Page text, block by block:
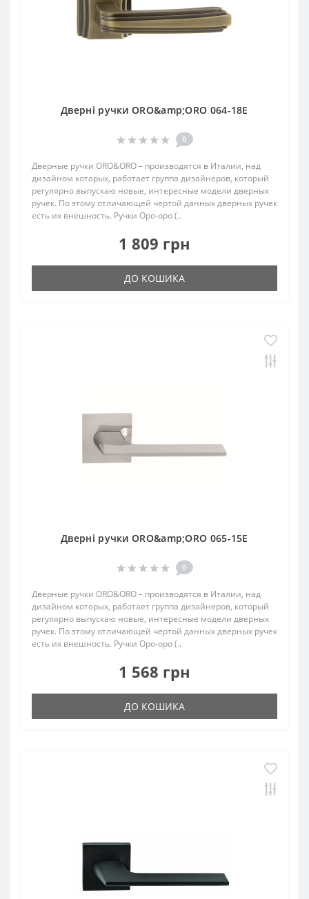
Дверні ручки ORO&amp;ORO 064-18E
0
Дверные ручки ORO&ORO – производятся в Италии, над
дизайном которых, работает группа дизайнеров, который
регулярно выпускаю новые, интересные модели дверных
ручек. По этому отличающей чертой данных дверных ручек
есть их внешность. Ручки Оро-оро (..
1 809 грн
ДО КОШИКА
Дверні ручки ORO&amp;ORO 065-15E
0
Дверные ручки ORO&ORO – производятся в Италии, над
дизайном которых, работает группа дизайнеров, который
регулярно выпускаю новые, интересные модели дверных
ручек. По этому отличающей чертой данных дверных ручек
есть их внешность. Ручки Оро-оро (..
1 568 грн
ДО КОШИКА